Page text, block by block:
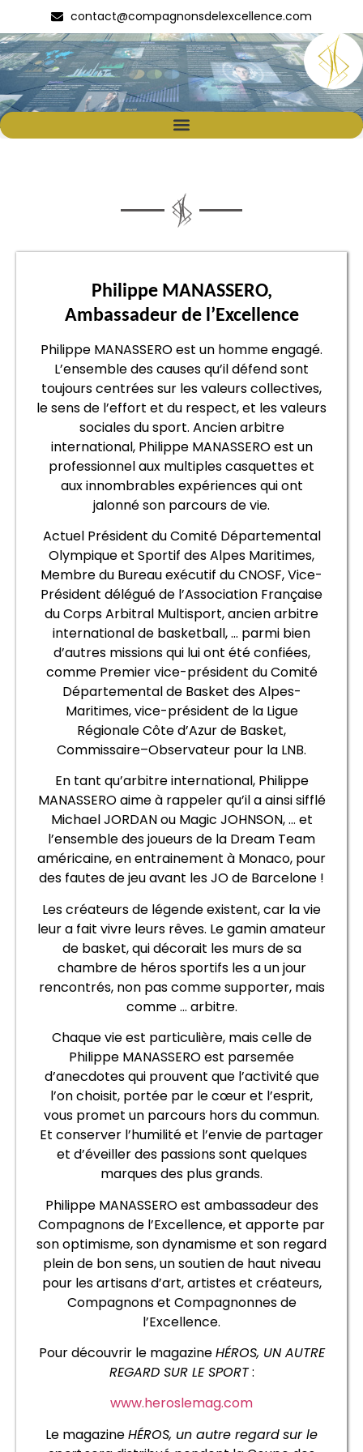
contact@compagnonsdelexcellence.com
Philippe MANASSERO,
Ambassadeur de l’Excellence
Philippe MANASSERO est un homme engagé.
L’ensemble des causes qu’il défend sont
toujours centrées sur les valeurs collectives,
le sens de l’effort et du respect, et les valeurs
sociales du sport. Ancien arbitre
international, Philippe MANASSERO est un
professionnel aux multiples casquettes et
aux innombrables expériences qui ont
jalonné son parcours de vie.
Actuel Président du Comité Départemental
Olympique et Sportif des Alpes Maritimes,
Membre du Bureau exécutif du CNOSF, Vice-
Président délégué de l’Association Française
du Corps Arbitral Multisport, ancien arbitre
international de basketball, … parmi bien
d’autres missions qui lui ont été confiées,
comme Premier vice-président du Comité
Départemental de Basket des Alpes-
Maritimes, vice-président de la Ligue
Régionale Côte d’Azur de Basket,
Commissaire–Observateur pour la LNB.
En tant qu’arbitre international, Philippe
MANASSERO aime à rappeler qu’il a ainsi sifflé
Michael JORDAN ou Magic JOHNSON, … et
l’ensemble des joueurs de la Dream Team
américaine, en entrainement à Monaco, pour
des fautes de jeu avant les JO de Barcelone !
Les créateurs de légende existent, car la vie
leur a fait vivre leurs rêves. Le gamin amateur
de basket, qui décorait les murs de sa
chambre de héros sportifs les a un jour
rencontrés, non pas comme supporter, mais
comme … arbitre.
Chaque vie est particulière, mais celle de
Philippe MANASSERO est parsemée
d’anecdotes qui prouvent que l’activité que
l’on choisit, portée par le cœur et l’esprit,
vous promet un parcours hors du commun.
Et conserver l’humilité et l’envie de partager
et d’éveiller des passions sont quelques
marques des plus grands.
Philippe MANASSERO est ambassadeur des
Compagnons de l’Excellence, et apporte par
son optimisme, son dynamisme et son regard
plein de bon sens, un soutien de haut niveau
pour les artisans d’art, artistes et créateurs,
Compagnons et Compagnonnes de
l’Excellence.
Pour découvrir le magazineHÉROS, UN AUTRE
REGARD SUR LE SPORT:
www.heroslemag.com
Le magazineHÉROS, un autre regardsur le